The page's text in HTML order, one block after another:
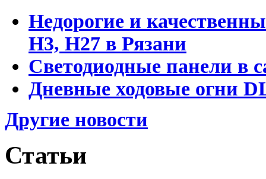
Недорогие и
Н3, Н27 в Рязани
Светодиодные панели в
Дневные ходовые огни
Другие новости
Статьи